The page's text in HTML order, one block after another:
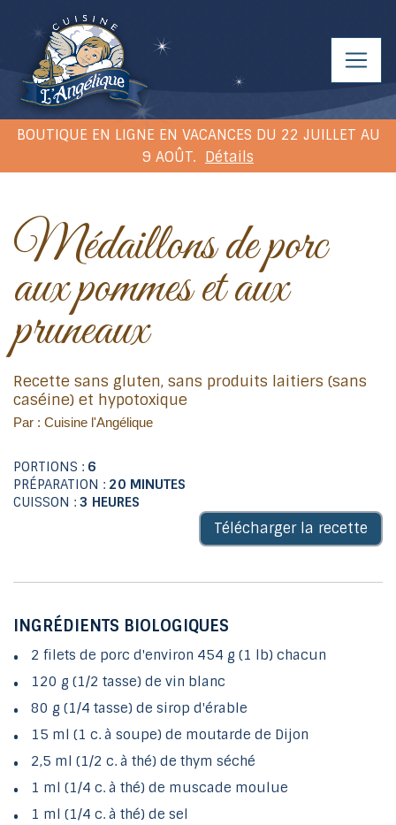
BOUTIQUE EN LIGNE EN VACANCES DU 22 JUILLET AU
9 AOÛT. Détails
Médaillons de porc
aux pommes et aux
pruneaux
Recette sans gluten, sans produits laitiers (sans
caséine) et hypotoxique
Par : Cuisine l'Angélique
PORTIONS : 6
PRÉPARATION : 20 MINUTES
CUISSON : 3 HEURES
Télécharger la recette
INGRÉDIENTS BIOLOGIQUES
2 filets de porc d'environ 454 g (1 lb) chacun
120 g (1/2 tasse) de vin blanc
80 g (1/4 tasse) de sirop d'érable
15 ml (1 c. à soupe) de moutarde de Dijon
2,5 ml (1/2 c. à thé) de thym séché
1 ml (1/4 c. à thé) de muscade moulue
1 ml (1/4 c. à thé) de sel